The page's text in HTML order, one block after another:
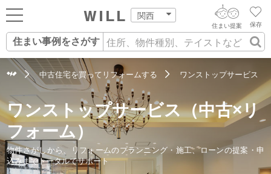
関西
ログイン
新規会員登録
住まいをさがす
住まいを売る
保存
住まい提案
住まい事例をさがす
住まいをさがす
自宅の相場をみる
住まい事例をさが
す
街・施設をさがす
AIウィルくんの提案
AI住まい提案を受ける
AI査定・チャット相談する
不動産エージェントの提案
中古住宅を買ってリフォームする ワンストップサービス
ワンストップサービス（中古×リ
フォーム）
物件さがしから、リフォームのプランニング・施工、ローンの提案・申
込みまでトータルでサポート